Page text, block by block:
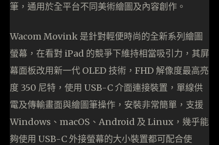
筆，通用於全平台不同美術繪圖及內容創作。
Wacom Movink 是針對輕便時尚的全新系列繪圖
螢幕，在看對 iPad 的競爭下維持相當吸引力，其屏
幕面板改用新一代 OLED 技術，FHD 解像度最高亮
度 350 尼特，使用 USB-C 介面連接裝置，單線供
電及傳輸畫面與繪圖筆操作，安裝非常簡單，支援
Windows、macOS、Android 及 Linux，幾乎能
夠使用 USB-C 外接螢幕的大小裝置都可配合使